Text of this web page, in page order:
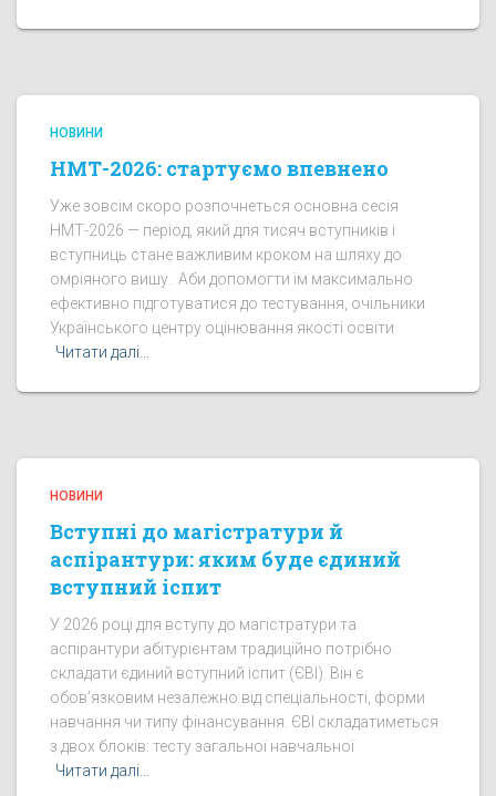
НОВИНИ
НМТ-2026: стартуємо впевнено
Уже зовсім скоро розпочнеться основна сесія
НМТ-2026 — період, який для тисяч вступників і
вступниць стане важливим кроком на шляху до
омріяного вишу. Аби допомогти їм максимально
ефективно підготуватися до тестування, очільники
Українського центру оцінювання якості освіти
Читати далі…
НОВИНИ
Вступні до магістратури й
аспірантури: яким буде єдиний
вступний іспит
У 2026 році для вступу до магістратури та
аспірантури абітурієнтам традиційно потрібно
складати єдиний вступний іспит (ЄВІ). Він є
обов’язковим незалежно від спеціальності, форми
навчання чи типу фінансування. ЄВІ складатиметься
з двох блоків: тесту загальної навчальної
Читати далі…